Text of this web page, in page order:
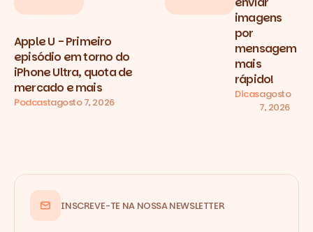
Apple U - Primeiro
episódio em torno do
iPhone Ultra, quota de
mercado e mais
Podcastagosto 7, 2026
imagens
por
mensagem
mais
rápido!
Dicasagosto
7, 2026
INSCREVE-TE NA NOSSA NEWSLETTER